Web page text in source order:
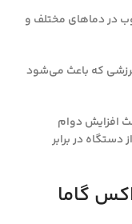
در دماهای مختلف و
که باعث می‌شود
افزایش دوام
در برابر
گاما